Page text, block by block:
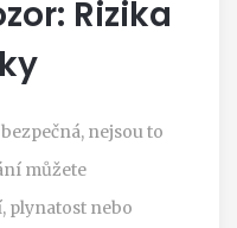
Rizika
nejsou to
můžete
plynatost nebo